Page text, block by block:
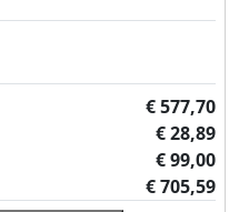
€ 577,70
€ 28,89
€ 99,00
€ 705,59